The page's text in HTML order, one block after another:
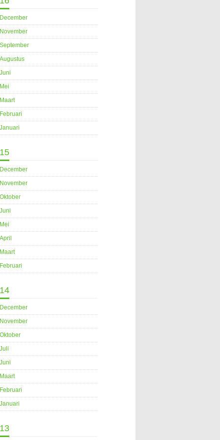
December
November
September
Augustus
Juni
Mei
Maart
Februari
Januari
December
November
Oktober
Juni
Mei
April
Maart
Februari
December
November
Oktober
Juli
Juni
Maart
Februari
Januari